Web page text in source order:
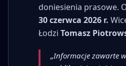
doniesienia prasowe.
30 czerwca 2026 r.
Łodzi Tomasz
„Informacje zawarte